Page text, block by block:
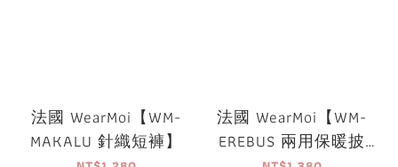
法國 WearMoi【WM-
MAKALU 針織短褲】
法國 WearMoi【WM-
EREBUS 兩用保暖披